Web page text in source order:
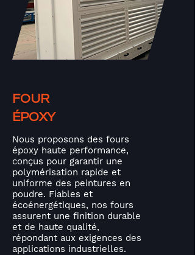
FOUR
ÉPOXY
Nous proposons des fours
époxy haute performance,
conçus pour garantir une
polymérisation rapide et
uniforme des peintures en
poudre. Fiables et
écoénergétiques, nos fours
assurent une finition durable
et de haute qualité,
répondant aux exigences des
applications industrielles.